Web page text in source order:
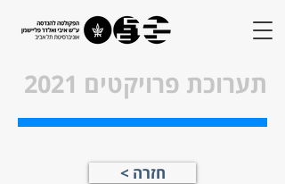
תערוכת פרויקטים 2021
חזרה >